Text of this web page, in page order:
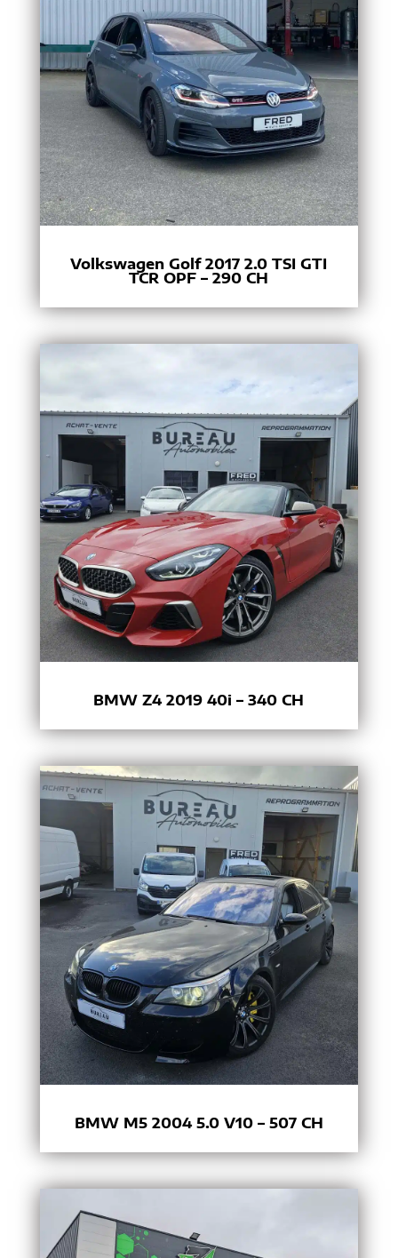
Volkswagen Golf 2017 2.0 TSI GTI
TCR OPF – 290 CH
BMW Z4 2019 40i – 340 CH
BMW M5 2004 5.0 V10 – 507 CH